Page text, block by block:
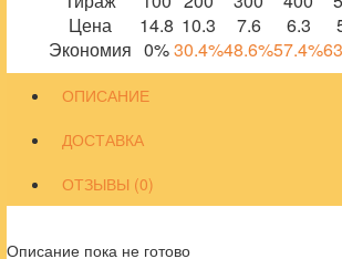
Цена
14.8 10.3 7.6 6.3
Экономия 0%30.4%48.6%57.4%
ОПИСАНИЕ
ДОСТАВКА
ОТЗЫВЫ (0)
Описание пока не готово